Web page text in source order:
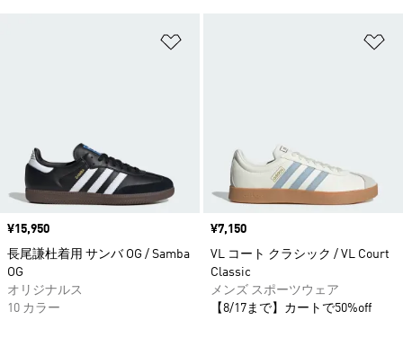
価格
¥15,950
長尾謙杜着用 サンバ OG / Samba
OG
オリジナルス
10 カラー
価格
¥7,150
VL コート クラシック / VL Court
Classic
メンズ スポーツウェア
【8/17まで】カートで50%off